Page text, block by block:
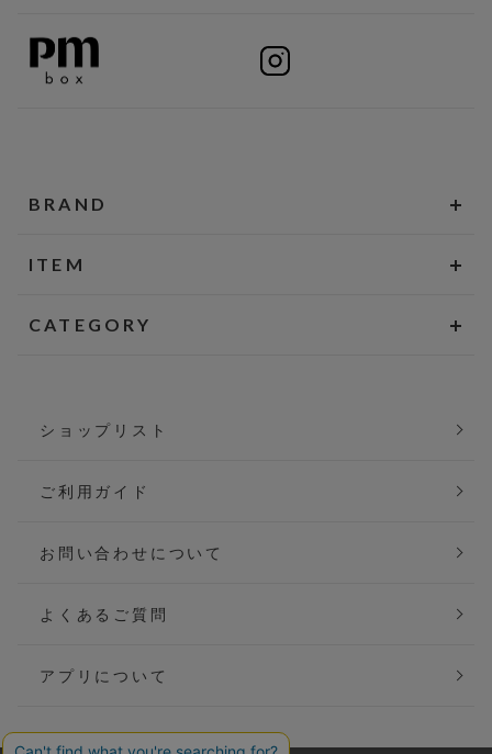
BRAND
ITEM
CATEGORY
ショップリスト
ご利用ガイド
お問い合わせについて
よくあるご質問
アプリについて